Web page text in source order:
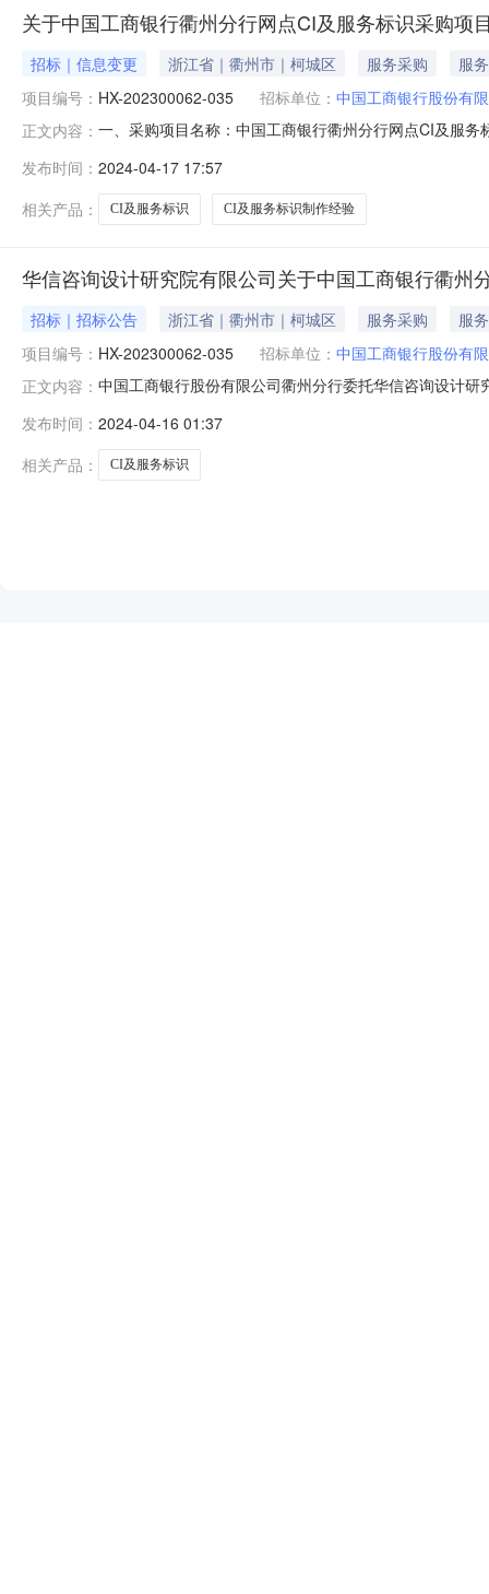
关于中国工商银行衢州分行网点CI及服务标识采购项
招标｜信息变更 浙江省｜衢州市｜柯城区 服务采购
服务
项目编号： HX-202300062-035 招标单位： 中国工商银行股份有
正文内容： 一、采购项目名称：中国工商银行衢州分行网点CI及服
标承诺函（格式见《投标承诺函》）并加盖投标人单位
人单位公
发布时间： 2024-04-17 17:57
相关产品：
CI及服务标识 CI及服务标识制作经验
华信咨询设计研究院有限公司关于中国工商银行衢州
招标｜招标公告 浙江省｜衢州市｜柯城区 服务采购
服务
项目编号： HX-202300062-035 招标单位： 中国工商银行股份有
正文内容： 中国工商银行股份有限公司衢州分行委托华信咨询设计
三、项目有效期:自签定合同日起三年，如上级行公布新
价，投标人任一报价超过
发布时间： 2024-04-16 01:37
相关产品：
CI及服务标识